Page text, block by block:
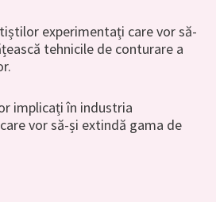
experimentați care vor să-
tehnicile de conturare a
implicați în industria
vor să-și extindă gama de